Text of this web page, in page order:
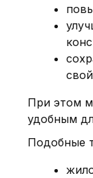
При этом
удобным
Подобные